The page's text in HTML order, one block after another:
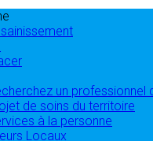
un professionnel
de soins du territoire
à la personne
Locaux